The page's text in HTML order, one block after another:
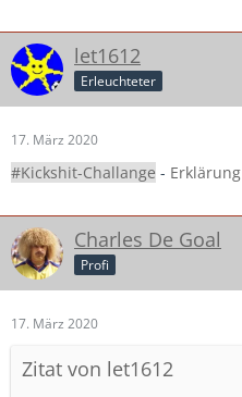
let1612
Erleuchteter
17. März 2020
#Kickshit-Challange - Erklärung
Charles De Goal
Profi
17. März 2020
Zitat von let1612